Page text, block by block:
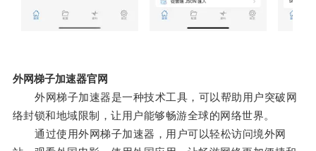
外网梯子加速器官网
外网梯子加速器是一种技术工具，可以帮助用户突破网
络封锁和地域限制，让用户能够畅游全球的网络世界。
通过使用外网梯子加速器，用户可以轻松访问境外网